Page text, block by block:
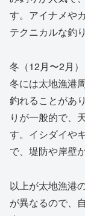
す。アイナメや
テクニカルな釣
冬（12月〜2月）
冬には太地漁港
釣れることがあ
りが一般的で、
す。イシダイや
で、堤防や岸壁
以上が太地漁港
が異なるので、